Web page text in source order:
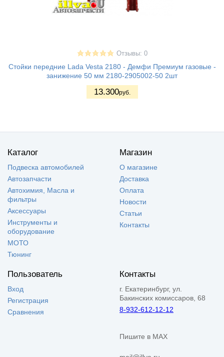
Отзывы: 0
Стойки передние Lada Vesta 2180 - Демфи Премиум газовые -
занижение 50 мм 2180-2905002-50 2шт
13.300руб.
Каталог
Подвеска автомобилей
Автозапчасти
Автохимия, Масла и
фильтры
Аксессуары
Инструменты и
оборудование
МОТО
Тюнинг
Магазин
О магазине
Доставка
Оплата
Новости
Статьи
Контакты
Пользователь
Вход
Регистрация
Сравнения
Контакты
г. Екатеринбург, ул.
Бакинских комиссаров, 68
8-932-612-12-12
Пишите в MAX